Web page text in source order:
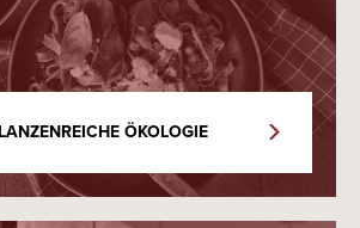
ÖKOLOGIE